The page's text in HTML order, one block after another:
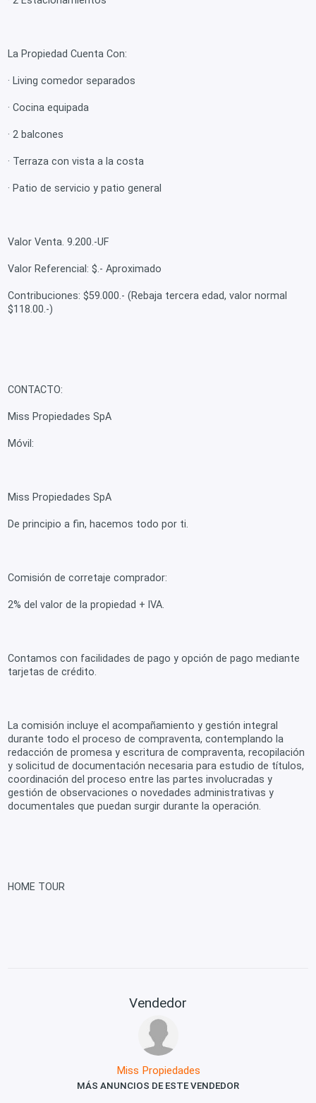
La Propiedad Cuenta Con:
· Living comedor separados
· Cocina equipada
· 2 balcones
· Terraza con vista a la costa
· Patio de servicio y patio general
Valor Venta. 9.200.-UF
Valor Referencial: $.- Aproximado
Contribuciones: $59.000.- (Rebaja tercera edad, valor normal
$118.00.-)
CONTACTO:
Miss Propiedades SpA
Móvil:
Miss Propiedades SpA
De principio a fin, hacemos todo por ti.
Comisión de corretaje comprador:
2% del valor de la propiedad + IVA.
Contamos con facilidades de pago y opción de pago mediante
tarjetas de crédito.
La comisión incluye el acompañamiento y gestión integral
durante todo el proceso de compraventa, contemplando la
redacción de promesa y escritura de compraventa, recopilación
y solicitud de documentación necesaria para estudio de títulos,
coordinación del proceso entre las partes involucradas y
gestión de observaciones o novedades administrativas y
documentales que puedan surgir durante la operación.
HOME TOUR
Vendedor
Miss Propiedades
MÁS ANUNCIOS DE ESTE VENDEDOR